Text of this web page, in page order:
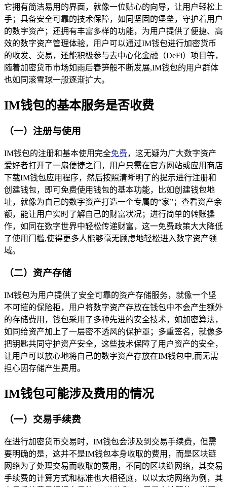
它拥有简洁易用的界面，就像一位贴心的向导，让用户轻松上
手；具备安全可靠的技术保障，如同坚固的堡垒，守护着用户
的数字资产；还拥有丰富多样的功能，为用户提供了便捷、高
效的数字资产管理体验，用户可以通过IM钱包进行加密货币
的收发、交易，还能积极参与去中心化金融（DeFi）项目等，
随着加密货币市场如雨后春笋般不断发展,IM钱包的用户群体
也如同滚雪球一般逐渐扩大。
IM钱包的基本服务是否收费
（一）注册与使用
IM钱包的注册和基本使用完全免费，这无疑为广大数字资产
爱好者打开了一扇便捷之门，用户只需在官方网站或应用商店
下载IM钱包应用程序，然后按照清晰明了的提示进行注册和
创建钱包，即可免费使用钱包的基本功能，比如创建钱包地
址，就像为自己的数字资产打造一个专属的“家”；查看资产余
额，能让用户实时了解自己的财富状况；进行简单的转账操
作，如同在数字世界中轻松传递财富，这一免费政策大大降低
了使用门槛,使得更多人能够毫无顾虑地轻松进入数字资产领
域。
（二）资产存储
IM钱包为用户提供了安全可靠的资产存储服务，就像一个坚
不可摧的保险柜，用户将数字资产存放在钱包中不会产生额外
的存储费用，钱包采用了多种先进的安全技术，如加密算法，
如同给资产加上了一层密不透风的保护罩；多重签名，就像多
把钥匙共同守护资产安全，这些技术保障了用户资产的安全，
让用户可以放心地将自己的数字资产存放在IM钱包中,而无需
担心因存储产生费用。
IM钱包可能涉及费用的情况
（一）交易手续费
在进行加密货币交易时，IM钱包会涉及到交易手续费，但需
要明确的是，这并不是IM钱包本身收取的费用，而是区块链
网络为了处理交易而收取的费用，不同的区块链网络，其交易
手续费的计算方式和标准也大相径庭，以以太坊网络为例，其